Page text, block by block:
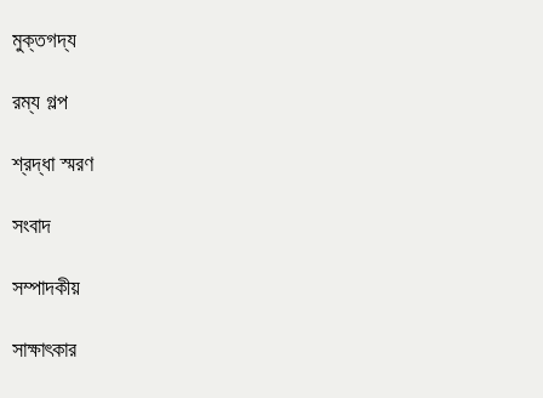
মুক্তগদ্য
রম্য গল্প
শ্রদ্ধা স্মরণ
সংবাদ
সম্পাদকীয়
সাক্ষাৎকার